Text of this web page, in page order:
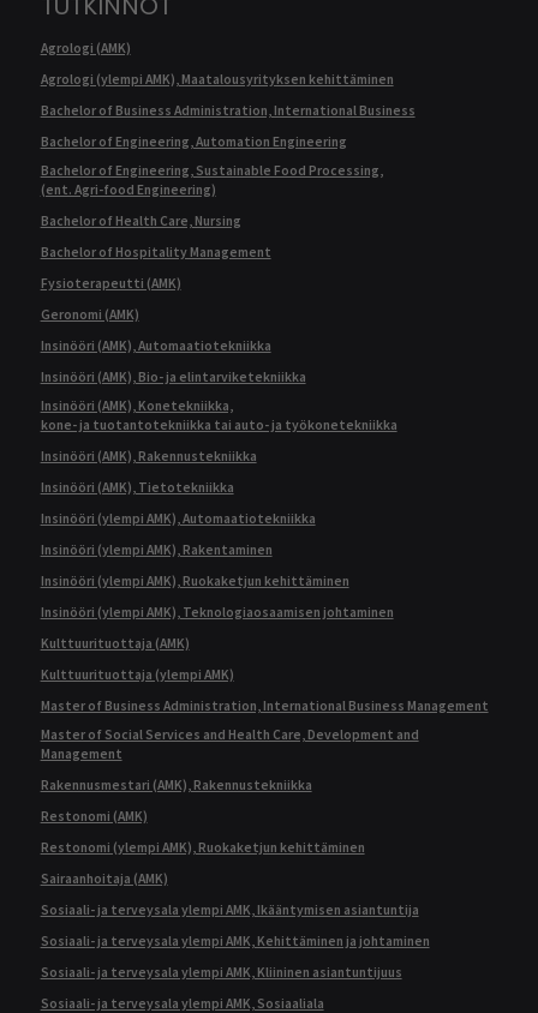
Agrologi (AMK)
Agrologi (ylempi AMK), Maatalousyrityksen kehittäminen
Bachelor of Business Administration, International Business
Bachelor of Engineering, Automation Engineering
Bachelor of Engineering, Sustainable Food Processing,
(ent. Agri-food Engineering)
Bachelor of Health Care, Nursing
Bachelor of Hospitality Management
Fysioterapeutti (AMK)
Geronomi (AMK)
Insinööri (AMK), Automaatiotekniikka
Insinööri (AMK), Bio- ja elintarviketekniikka
Insinööri (AMK), Konetekniikka,
kone- ja tuotantotekniikka tai auto- ja työkonetekniikka
Insinööri (AMK), Rakennustekniikka
Insinööri (AMK), Tietotekniikka
Insinööri (ylempi AMK), Automaatiotekniikka
Insinööri (ylempi AMK), Rakentaminen
Insinööri (ylempi AMK), Ruokaketjun kehittäminen
Insinööri (ylempi AMK), Teknologiaosaamisen johtaminen
Kulttuurituottaja (AMK)
Kulttuurituottaja (ylempi AMK)
Master of Business Administration, International Business Management
Master of Social Services and Health Care, Development and
Management
Rakennusmestari (AMK), Rakennustekniikka
Restonomi (AMK)
Restonomi (ylempi AMK), Ruokaketjun kehittäminen
Sairaanhoitaja (AMK)
Sosiaali- ja terveysala ylempi AMK, Ikääntymisen asiantuntija
Sosiaali- ja terveysala ylempi AMK, Kehittäminen ja johtaminen
Sosiaali- ja terveysala ylempi AMK, Kliininen asiantuntijuus
Sosiaali- ja terveysala ylempi AMK, Sosiaaliala